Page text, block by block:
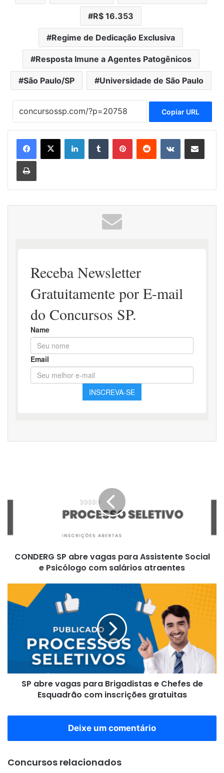
R$ 16.353
Regime de Dedicação Exclusiva
Resposta Imune a Agentes Patogênicos
São Paulo/SP Universidade de São Paulo
Copiar URL
LinkedinTumblr PinterestReddit VK Compartilhar via e-mail
Imprimir
e
comCONDERG SP abre vagas para Assistente Social
e Psicólogo com salários atraentes
vagas
Chefes
Esquadrão
inscrições
SP abre vagas para Brigadistas e Chefes de
Esquadrão com inscrições gratuitas
Deixe um comentário
Concursos relacionados